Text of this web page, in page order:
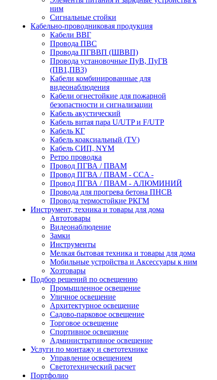
ним
Сигнальные стойки
Кабельно-проводниковая продукция
Кабели ВВГ
Провода ПВС
Провода ПГВВП (ШВВП)
Провода установочные ПуВ, ПуГВ
(ПВ1,ПВ3)
Кабели комбинированные для
видеонаблюдения
Кабели огнестойкие для пожарной
безопастности и сигнализации
Кабель акустический
Кабель витая пара U/UTP и F/UTP
Кабель КГ
Кабель коаксиальный (TV)
Кабель СИП, NYM
Ретро проводка
Провод ПГВА / ПВАМ
Провод ПГВА / ПВАМ - CCA -
Провод ПГВА / ПВАМ - АЛЮМИНИЙ
Провода для прогрева бетона ПНСВ
Провода термостойкие РКГМ
Инструмент, техника и товары для дома
Автотовары
Видеонаблюдение
Замки
Инструменты
Мелкая бытовая техника и товары для дома
Мобильные устройства и Аксессуары к ним
Хозтовары
Подбор решений по освещению
Промышленное освещение
Уличное освещение
Архитектурное освещение
Садово-парковое освещение
Торговое освещение
Спортивное освещение
Административное освещение
Услуги по монтажу и светотехнике
Управление освещением
Светотехнический расчет
Портфолио